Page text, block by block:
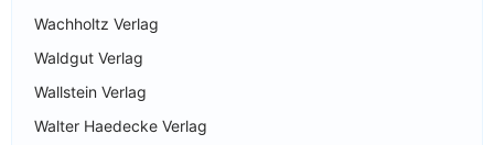
Wachholtz Verlag
Waldgut Verlag
Wallstein Verlag
Walter Haedecke Verlag